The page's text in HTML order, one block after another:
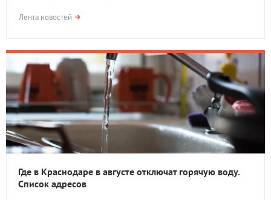
Лента новостей
Где в Краснодаре в августе отключат горячую воду.
Список адресов